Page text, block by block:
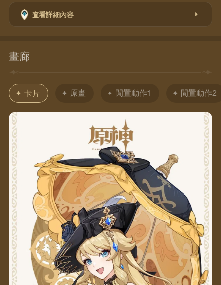
查看詳細內容
畫廊
卡片 原畫 閒置動作1 閒置動作2